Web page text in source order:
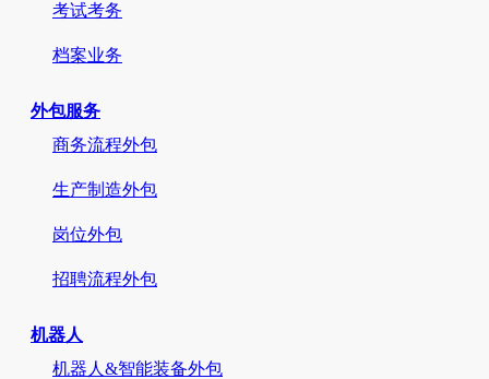
考试考务
档案业务
外包服务
商务流程外包
生产制造外包
岗位外包
招聘流程外包
机器人
机器人&智能装备外包